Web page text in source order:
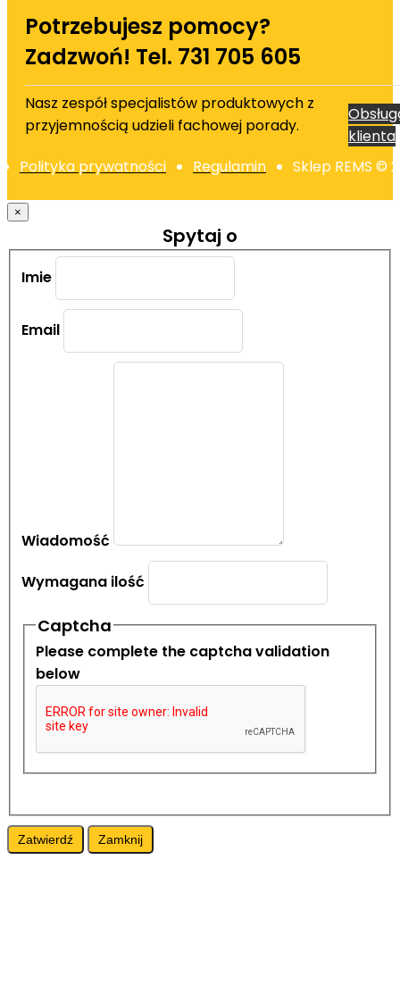
Potrzebujesz pomocy?
Zadzwoń! Tel. 731 705 605
Nasz zespół specjalistów produktowych z
przyjemnością udzieli fachowej porady.
klienta
Polityka prywatności
Regulamin Sklep REMS ©
×
Spytaj o
Imie
Email
Wiadomość
Wymagana ilość
Captcha
Please complete the captcha validation
below
Zatwierdź Zamknij